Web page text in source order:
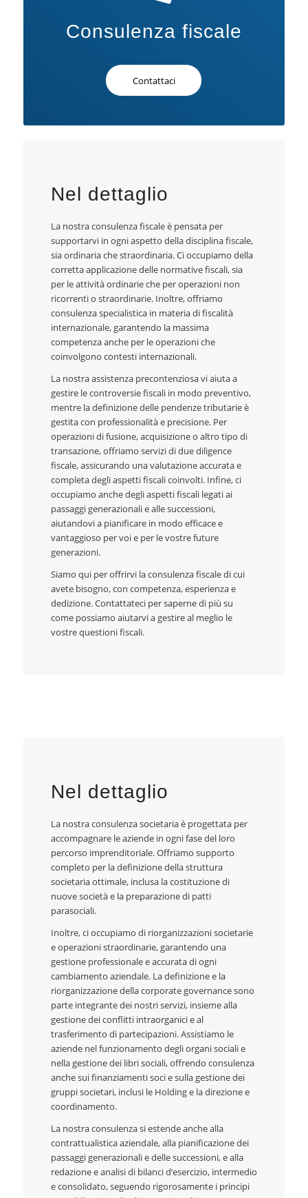
Consulenza fiscale
Contattaci
Nel dettaglio
La nostra consulenza fiscale è pensata per
supportarvi in ogni aspetto della disciplina fiscale,
sia ordinaria che straordinaria. Ci occupiamo della
corretta applicazione delle normative fiscali, sia
per le attività ordinarie che per operazioni non
ricorrenti o straordinarie. Inoltre, offriamo
consulenza specialistica in materia di fiscalità
internazionale, garantendo la massima
competenza anche per le operazioni che
coinvolgono contesti internazionali.
La nostra assistenza precontenziosa vi aiuta a
gestire le controversie fiscali in modo preventivo,
mentre la definizione delle pendenze tributarie è
gestita con professionalità e precisione. Per
operazioni di fusione, acquisizione o altro tipo di
transazione, offriamo servizi di due diligence
fiscale, assicurando una valutazione accurata e
completa degli aspetti fiscali coinvolti. Infine, ci
occupiamo anche degli aspetti fiscali legati ai
passaggi generazionali e alle successioni,
aiutandovi a pianificare in modo efficace e
vantaggioso per voi e per le vostre future
generazioni.
Siamo qui per offrirvi la consulenza fiscale di cui
avete bisogno, con competenza, esperienza e
dedizione. Contattateci per saperne di più su
come possiamo aiutarvi a gestire al meglio le
vostre questioni fiscali.
Nel dettaglio
La nostra consulenza societaria è progettata per
accompagnare le aziende in ogni fase del loro
percorso imprenditoriale. Offriamo supporto
completo per la definizione della struttura
societaria ottimale, inclusa la costituzione di
nuove società e la preparazione di patti
parasociali.
Inoltre, ci occupiamo di riorganizzazioni societarie
e operazioni straordinarie, garantendo una
gestione professionale e accurata di ogni
cambiamento aziendale. La definizione e la
riorganizzazione della corporate governance sono
parte integrante dei nostri servizi, insieme alla
gestione dei conflitti intraorganici e al
trasferimento di partecipazioni. Assistiamo le
aziende nel funzionamento degli organi sociali e
nella gestione dei libri sociali, offrendo consulenza
anche sui finanziamenti soci e sulla gestione dei
gruppi societari, inclusi le Holding e la direzione e
coordinamento.
La nostra consulenza si estende anche alla
contrattualistica aziendale, alla pianificazione dei
passaggi generazionali e delle successioni, e alla
redazione e analisi di bilanci d’esercizio, intermedio
e consolidato, seguendo rigorosamente i principi